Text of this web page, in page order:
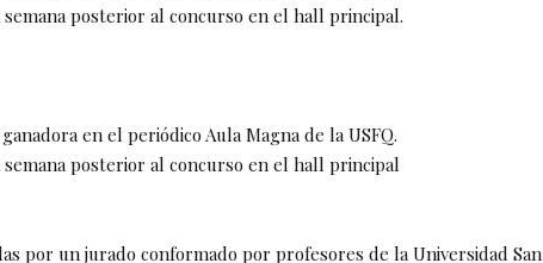
semana posterior al concurso en el hall principal.
en el periódico Aula Magna de la USFQ.
semana posterior al concurso en el hall principal
por un jurado conformado por profesores de la Universidad San